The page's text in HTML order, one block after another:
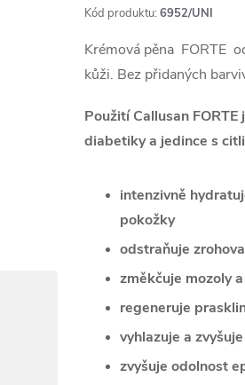
Kód produktu: 6952/UNI
Krémová pěna FORTE
kůži. Bez přidaných
Použití Callusan
diabetiky a jedince s
intenzivně
pokožky
odstraňuje
změkčuje mozoly
regeneruje
vyhlazuje a
zvyšuje odolnost